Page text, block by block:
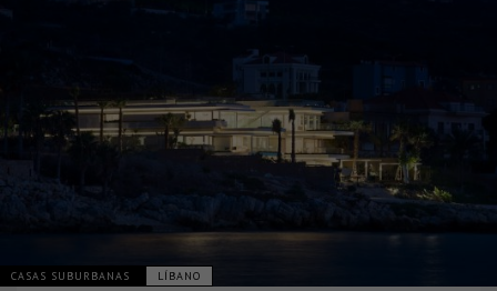
CASAS SUBURBANAS LÍBANO